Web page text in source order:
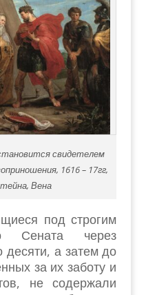
свидетелем
1616 – 17гг,
Вена
под строгим
Сената через
десяти, а затем до
за их заботу и
не содержали